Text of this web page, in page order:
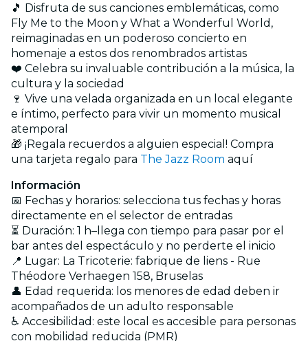
🎵 Disfruta de sus canciones emblemáticas, como
Fly Me to the Moon y What a Wonderful World,
reimaginadas en un poderoso concierto en
homenaje a estos dos renombrados artistas
❤️ Celebra su invaluable contribución a la música, la
cultura y la sociedad
🍷 Vive una velada organizada en un local elegante
e íntimo, perfecto para vivir un momento musical
atemporal
🎁 ¡Regala recuerdos a alguien especial! Compra
una tarjeta regalo para The Jazz Room aquí
Información
📅 Fechas y horarios: selecciona tus fechas y horas
directamente en el selector de entradas
⏳ Duración: 1 h–llega con tiempo para pasar por el
bar antes del espectáculo y no perderte el inicio
📍 Lugar: La Tricoterie: fabrique de liens - Rue
Théodore Verhaegen 158, Bruselas
👤 Edad requerida: los menores de edad deben ir
acompañados de un adulto responsable
♿ Accesibilidad: este local es accesible para personas
con mobilidad reducida (PMR)